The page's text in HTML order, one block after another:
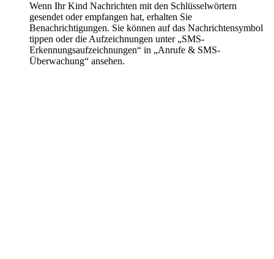
Wenn Ihr Kind Nachrichten mit den Schlüsselwörtern
gesendet oder empfangen hat, erhalten Sie
Benachrichtigungen. Sie können auf das Nachrichtensymbol
tippen oder die Aufzeichnungen unter „SMS-
Erkennungsaufzeichnungen“ in „Anrufe & SMS-
Überwachung“ ansehen.